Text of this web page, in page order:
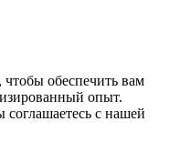
, чтобы обеспечить вам
опыт.
соглашаетесь с нашей